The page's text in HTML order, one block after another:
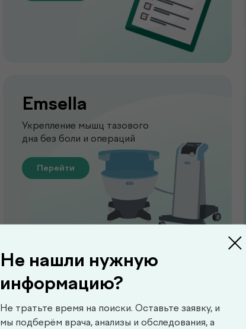
Emsella
Укрепление мышц тазового
дна без боли и операций
Диагностика
для выявления
Перейти
Не нашли нужную
информацию?
Не тратьте время на поиски. Оставьте заявку, и
мы подберём врача, анализы и обследования, а